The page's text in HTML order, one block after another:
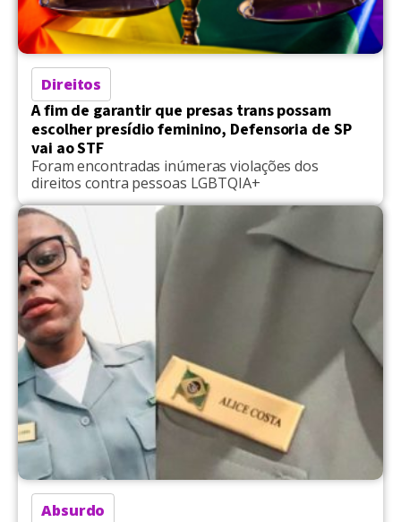
Direitos
A fim de garantir que presas trans possam
escolher presídio feminino, Defensoria de SP
vai ao STF
Foram encontradas inúmeras violações dos
direitos contra pessoas LGBTQIA+
Absurdo